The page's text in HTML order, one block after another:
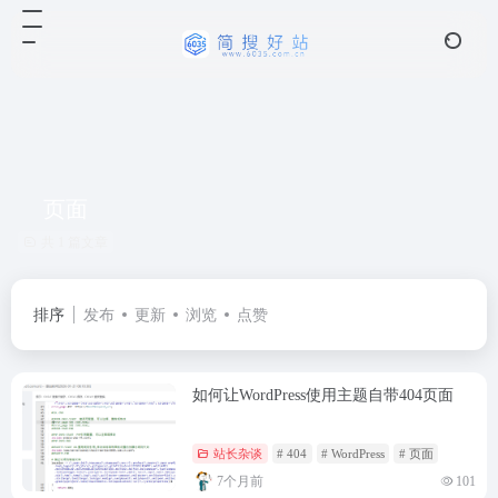
排序 发布 更新 浏览 点赞
如何让WordPress使用主题自带404页面
站长杂谈 # 404 # WordPress # 页面
7个月前 101